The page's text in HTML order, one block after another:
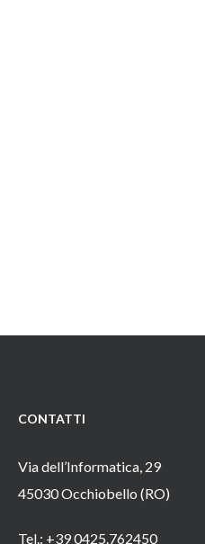
CONTATTI
Via dell’Informatica, 29
45030 Occhiobello (RO)
Tel.: +39 0425.762450